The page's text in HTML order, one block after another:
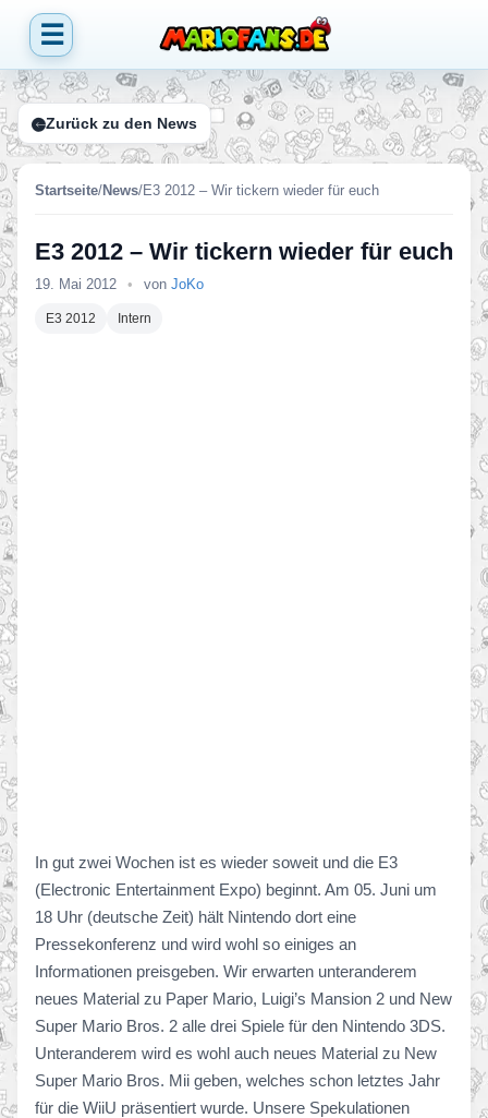
☰
Zurück zu den News
Startseite/News/E3 2012 – Wir tickern wieder für euch
E3 2012 – Wir tickern wieder für euch
19. Mai 2012 • von JoKo
E3 2012 Intern
In gut zwei Wochen ist es wieder soweit und die E3
(Electronic Entertainment Expo) beginnt. Am 05. Juni um
18 Uhr (deutsche Zeit) hält Nintendo dort eine
Pressekonferenz und wird wohl so einiges an
Informationen preisgeben. Wir erwarten unteranderem
neues Material zu Paper Mario, Luigi’s Mansion 2 und New
Super Mario Bros. 2 alle drei Spiele für den Nintendo 3DS.
Unteranderem wird es wohl auch neues Material zu New
Super Mario Bros. Mii geben, welches schon letztes Jahr
für die WiiU präsentiert wurde. Unsere Spekulationen